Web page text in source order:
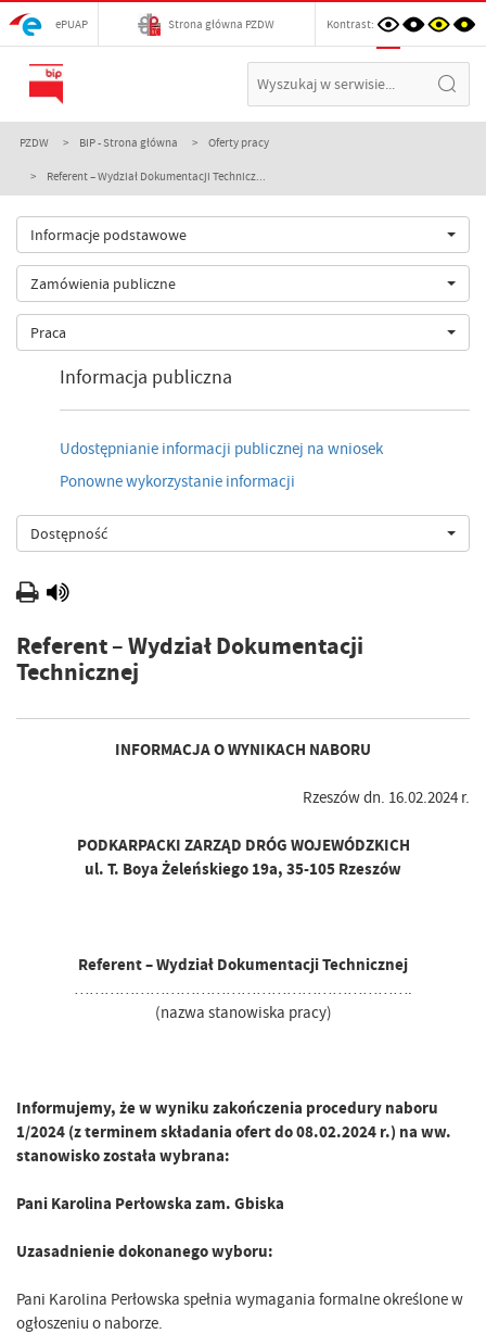
ePUAP Strona główna PZDW Kontrast:
PZDW BIP - Strona główna Oferty pracy
Referent – Wydział Dokumentacji Technicz...
Informacje podstawowe
Zamówienia publiczne
Praca
Informacja publiczna
Udostępnianie informacji publicznej na wniosek
Ponowne wykorzystanie informacji
Dostępność
Referent – Wydział Dokumentacji
Technicznej
INFORMACJA O WYNIKACH NABORU
Rzeszów dn. 16.02.2024 r.
PODKARPACKI ZARZĄD DRÓG WOJEWÓDZKICH
ul. T. Boya Żeleńskiego 19a, 35-105 Rzeszów
Referent – Wydział Dokumentacji Technicznej
………………………………………………………….
(nazwa stanowiska pracy)
Informujemy, że w wyniku zakończenia procedury naboru
1/2024 (z terminem składania ofert do 08.02.2024 r.) na ww.
stanowisko została wybrana:
Pani Karolina Perłowska zam. Gbiska
Uzasadnienie dokonanego wyboru:
Pani Karolina Perłowska spełnia wymagania formalne określone w
ogłoszeniu o naborze.